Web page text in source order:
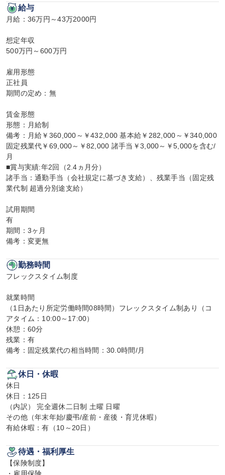
給与
月給：36万円～43万2000円
想定年収
500万円～600万円
雇用形態
正社員
期間の定め：無
賃金形態
形態：月給制
備考：月給￥360,000～￥432,000 基本給￥282,000～￥340,000
固定残業代￥69,000～￥82,000 諸手当￥3,000～￥5,000を含む/
月
■賞与実績:年2回（2.4ヵ月分）
諸手当：通勤手当（会社規定に基づき支給）、残業手当（固定残
業代制 超過分別途支給）
試用期間
有
期間：3ヶ月
備考：変更無
勤務時間
フレックスタイム制度
就業時間
（1日あたり所定労働時間08時間）フレックスタイム制あり（コ
アタイム：10:00～17:00）
休憩：60分
残業：有
備考：固定残業代の相当時間：30.0時間/月
休日・休暇
休日
休日：125日
（内訳） 完全週休二日制 土曜 日曜
その他（年末年始/慶弔/産前・産後・育児休暇）
有給休暇：有（10～20日）
待遇・福利厚生
【保険制度】